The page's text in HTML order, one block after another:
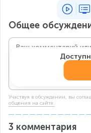
Общее
Участвуя в обсуждении, вы
общения на сайте.
3 комментария